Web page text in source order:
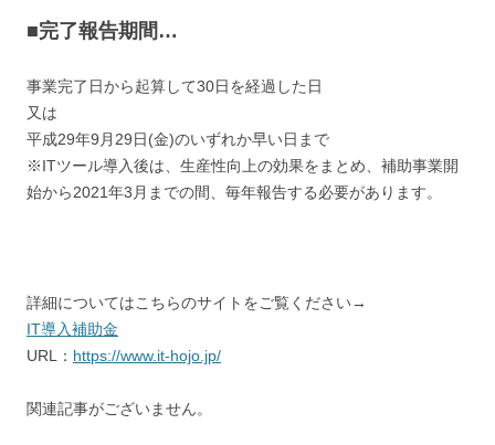
■完了報告期間…
事業完了日から起算して30日を経過した日
又は
平成29年9月29日(金)のいずれか早い日まで
※ITツール導入後は、生産性向上の効果をまとめ、補助事業開
始から2021年3月までの間、毎年報告する必要があります。
詳細についてはこちらのサイトをご覧ください→
IT導入補助金
URL： https://www.it-hojo.jp/
関連記事がございません。